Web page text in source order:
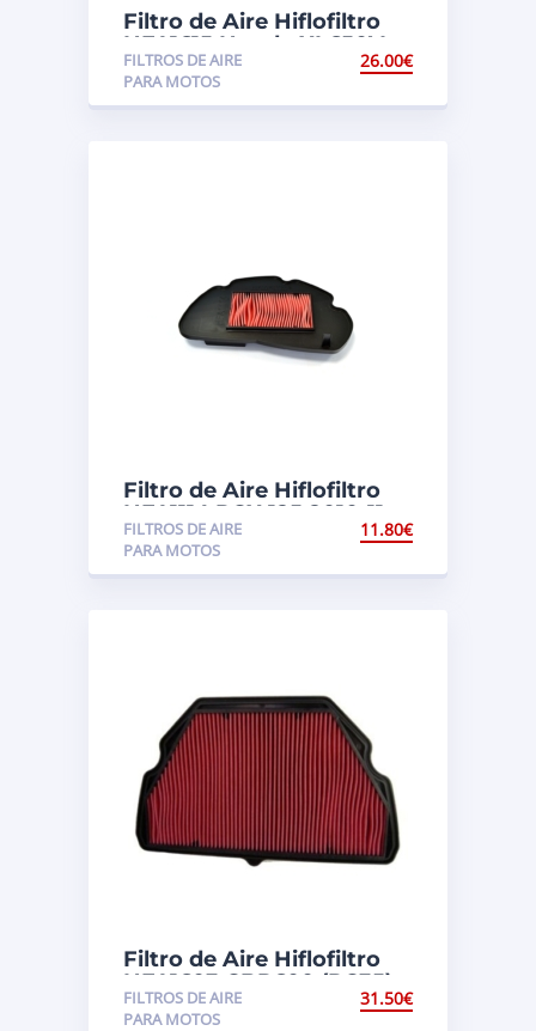
Filtro de Aire Hiflofiltro
HFA1615 Honda XL650V
Transalp (RD11) (RD10)
FILTROS DE AIRE
PARA MOTOS
26.00€
Filtro de Aire Hiflofiltro
HFA1114 PCX 125 2010-11
FILTROS DE AIRE
PARA MOTOS
11.80€
Filtro de Aire Hiflofiltro
HFA1603 CBR600 (PC35)
FILTROS DE AIRE
PARA MOTOS
31.50€